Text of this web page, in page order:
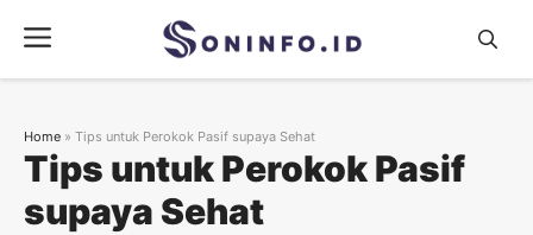
content
Menu
Tips untuk Perokok Pasif
supaya Sehat
Home » Tips untuk Perokok Pasif supaya Sehat